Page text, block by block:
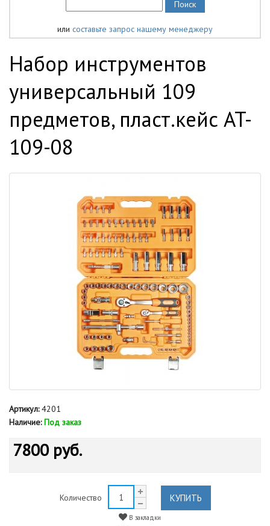
или составьте запрос нашему менеджеру
Набор инструментов
универсальный 109
предметов, пласт.кейс AT-
109-08
Артикул:4201
Наличие: Под заказ
7800 руб.
Количество КУПИТЬ
В закладки